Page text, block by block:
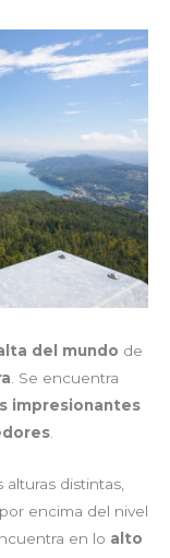
del mundo de
. Se encuentra
impresionantes
.
alturas distintas,
por encima del nivel
en lo alto